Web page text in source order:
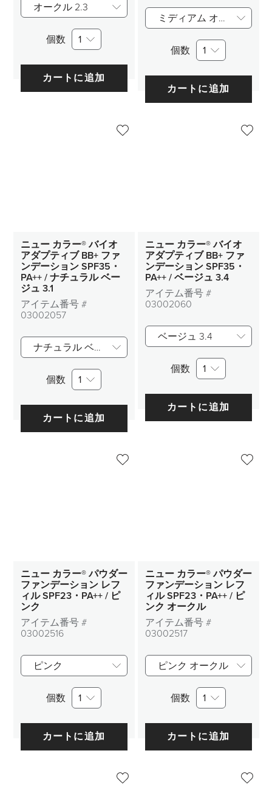
オークル 2.3
個数 1
カートに追加
ミディアム オークル 3.2
個数 1
カートに追加
ニュー カラー® バイオ
アダプティブ BB+ ファ
ンデーション SPF35・
PA++ / ナチュラル ベー
ジュ 3.1
アイテム番号 #
03002057
ナチュラル ベージュ 3.1
個数 1
カートに追加
ニュー カラー® バイオ
アダプティブ BB+ ファ
ンデーション SPF35・
PA++ / ベージュ 3.4
アイテム番号 #
03002060
ベージュ 3.4
個数 1
カートに追加
ニュー カラー® パウダー
ファンデーション レフ
ィル SPF23・PA++ / ピ
ンク
アイテム番号 #
03002516
ピンク
個数 1
カートに追加
ニュー カラー® パウダー
ファンデーション レフ
ィル SPF23・PA++ / ピ
ンク オークル
アイテム番号 #
03002517
ピンク オークル
個数 1
カートに追加